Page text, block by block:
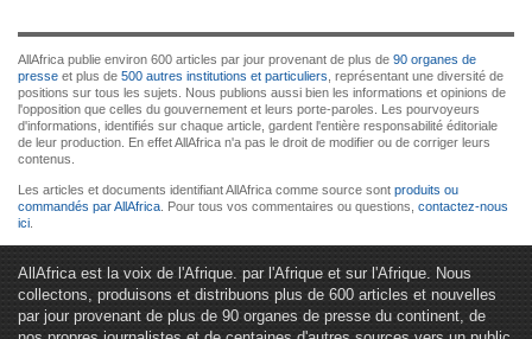
AllAfrica publie environ 600 articles par jour provenant de plus de 90 organes de
presse et plus de 500 autres institutions et particuliers , représentant une diversité de
positions sur tous les sujets. Nous publions aussi bien les informations et opinions de
l'opposition que celles du gouvernement et leurs porte-paroles. Les pourvoyeurs
d'informations, identifiés sur chaque article, gardent l'entière responsabilité éditoriale
de leur production. En effet AllAfrica n'a pas le droit de modifier ou de corriger leurs
contenus.
Les articles et documents identifiant AllAfrica comme source sont produits ou
commandés par AllAfrica . Pour tous vos commentaires ou questions, contactez-nous
ici
AllAfrica est la voix de l'Afrique. par l'Afrique et sur l'Afrique. Nous
collectons, produisons et distribuons plus de 600 articles et nouvelles
par jour provenant de plus de 90 organes de presse du continent, de